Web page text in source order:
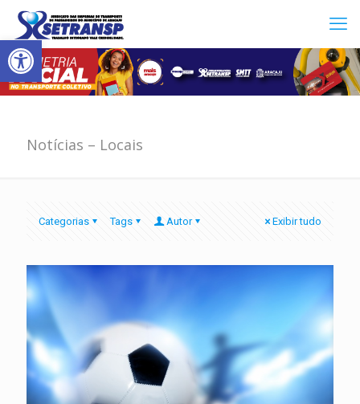
Abrir a barra de ferramentas
Notícias – Locais
Categorias Tags Autor Exibir tudo